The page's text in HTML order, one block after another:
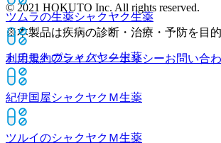
ツムラの生薬シャクヤク生薬
トチモトのシャクヤク生薬
紀伊国屋シャクヤクＭ生薬
ツルイのシャクヤクＭ生薬
© 2021 HOKUTO Inc. All rights reserved.
※本製品は疾病の診断・治療・予防を目
利用規約プライバシーポリシーお問い合